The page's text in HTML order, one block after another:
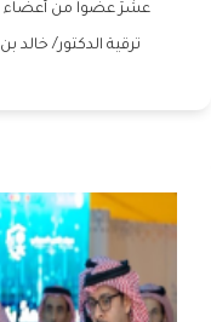
عشرَ عضواً من أعضاء
ترقية الدكتور/ خالد